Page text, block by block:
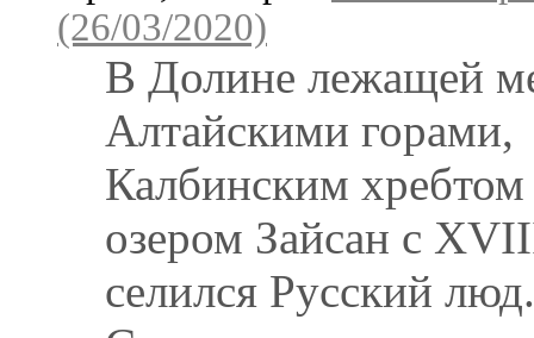
(26/03/2020)
В Долине лежащей
Алтайскими горами,
Калбинским
озером Зайсан с
селился Русский люд.